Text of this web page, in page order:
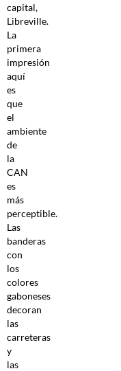
capital,
Libreville.
La
primera
impresión
aquí
es
que
el
ambiente
de
la
CAN
es
más
perceptible.
Las
banderas
con
los
colores
gaboneses
decoran
las
carreteras
y
las